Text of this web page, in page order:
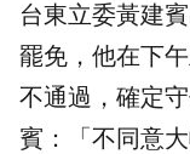
台東立委黃建
罷免，他在下
不通過，確定
賓：「不同意